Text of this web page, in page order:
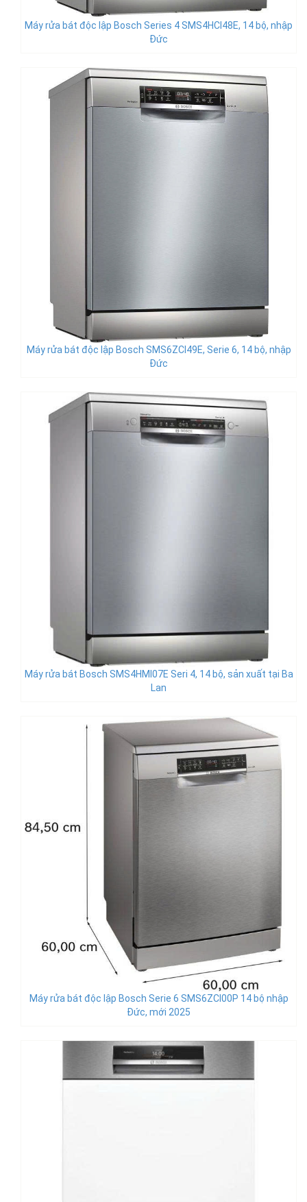
Máy rửa bát độc lập Bosch Series 4 SMS4HCI48E, 14 bộ, nhập
Đức
Máy rửa bát độc lập Bosch SMS6ZCI49E, Serie 6, 14 bộ, nhập
Đức
Máy rửa bát Bosch SMS4HMI07E Seri 4, 14 bộ, sản xuất tại Ba
Lan
Máy rửa bát độc lập Bosch Serie 6 SMS6ZCI00P 14 bộ nhập
Đức, mới 2025